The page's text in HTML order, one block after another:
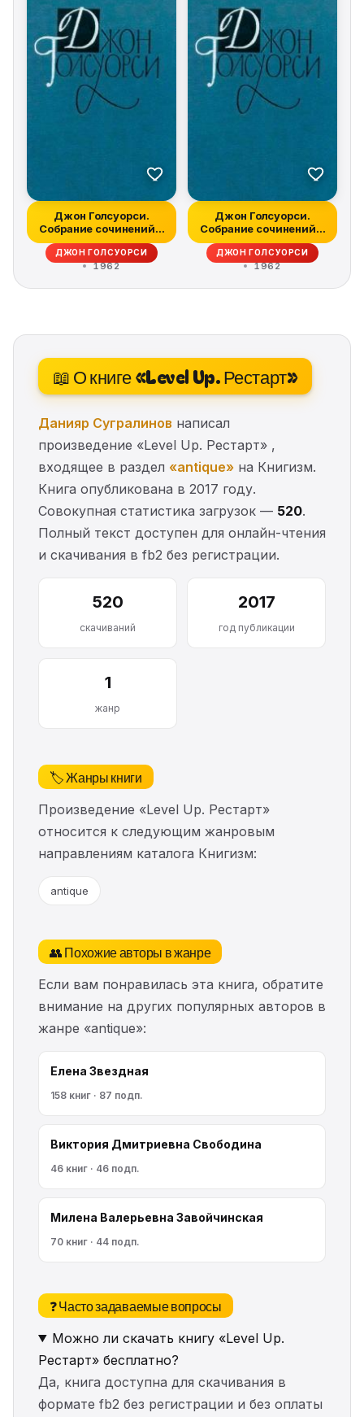
Джон Голсуорси.
Собрание сочинений в
16 томах. Том...
ДЖОН ГОЛСУОРСИ
1962
Джон Голсуорси.
Собрание сочинений в
16 томах. Том...
ДЖОН ГОЛСУОРСИ
1962
📖 О книге «Level Up. Рестарт»
Данияр Сугралинов написал
произведение «Level Up. Рестарт» ,
входящее в раздел «antique» на Книгизм.
Книга опубликована в 2017 году.
Совокупная статистика загрузок — 520.
Полный текст доступен для онлайн-чтения
и скачивания в fb2 без регистрации.
520
скачиваний
2017
год публикации
1
жанр
🏷️ Жанры книги
Произведение «Level Up. Рестарт»
относится к следующим жанровым
направлениям каталога Книгизм:
antique
👥 Похожие авторы в жанре
Если вам понравилась эта книга, обратите
внимание на других популярных авторов в
жанре «antique»:
Елена Звездная
158 книг · 87 подп.
Виктория Дмитриевна Свободина
46 книг · 46 подп.
Милена Валерьевна Завойчинская
70 книг · 44 подп.
❓ Часто задаваемые вопросы
Можно ли скачать книгу «Level Up.
Рестарт» бесплатно?
Да, книга доступна для скачивания в
формате fb2 без регистрации и без оплаты